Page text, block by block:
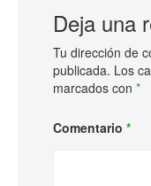
Deja una
Tu dirección de
publicada. Los
marcados con *
Comentario *